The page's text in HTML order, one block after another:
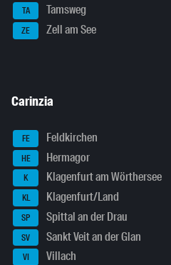
TA Tamsweg
ZE Zell am See
Carinzia
FE Feldkirchen
HE Hermagor
K Klagenfurt am Wörthersee
KL Klagenfurt/Land
SP Spittal an der Drau
SV Sankt Veit an der Glan
VI Villach